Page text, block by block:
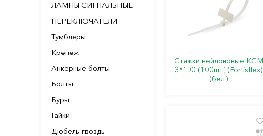
ЛАМПЫ СИГНАЛЬНЫЕ
ПЕРЕКЛЮЧАТЕЛИ
Тумблеры
Крепеж
Анкерные болты
Болты
Буры
Гайки
Дюбель-гвоздь
Стяжки нейлоновые КСМ
3*100 (100шт.) (Fortisflex)
(бел.)